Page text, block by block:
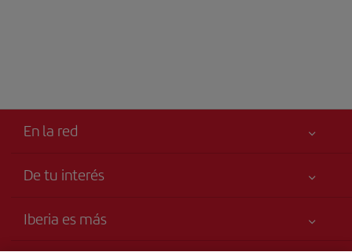
En la red
De tu interés
Accesibilidad
Iberia es más